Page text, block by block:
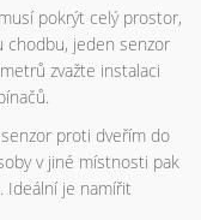
pokrýt celý prostor,
chodbu, jeden senzor
zvažte instalaci
proti dveřím do
v jiné místnosti pak
Ideální je namířit